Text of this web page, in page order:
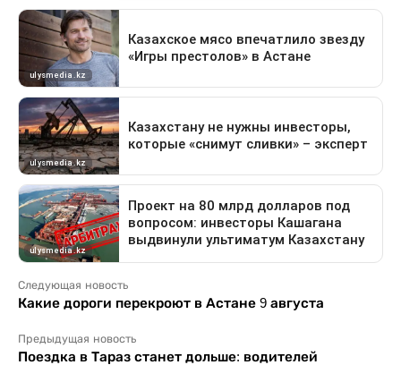
Следующая новость
Какие дороги перекроют в Астане 9 августа
Предыдущая новость
Поездка в Тараз станет дольше: водителей